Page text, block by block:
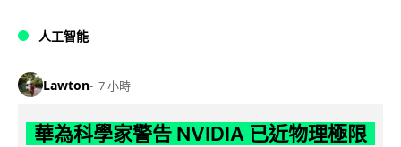
人工智能
Lawton 7 小時
華為科學家警告 NVIDIA 已近物理極限